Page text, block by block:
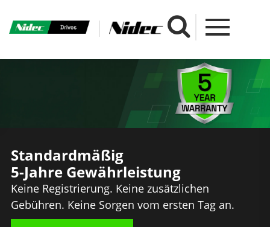
Standardmäßig
5-Jahre Gewährleistung
Keine Registrierung. Keine zusätzlichen
Gebühren. Keine Sorgen vom ersten Tag an.